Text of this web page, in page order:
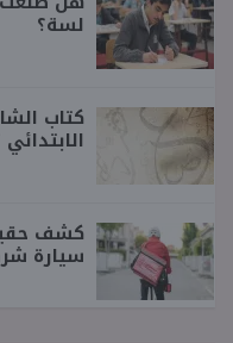
لسة؟
كتاب
الابتدائي
كشف
سيارة